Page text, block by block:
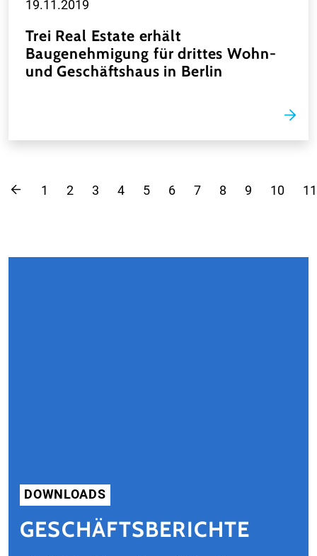
19.11.2019
Trei Real Estate erhält
Baugenehmigung für drittes Wohn-
und Geschäftshaus in Berlin
1 2 3 4 5 6 7 8 9 10 11
DOWNLOADS
GESCHÄFTSBERICHTE